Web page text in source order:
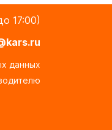
17:00)
данных